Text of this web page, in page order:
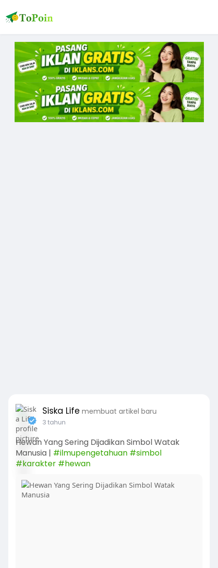
Siska Life membuat artikel baru
3 tahun
Hewan Yang Sering Dijadikan Simbol Watak
Manusia | #ilmupengetahuan #simbol
#karakter #hewan